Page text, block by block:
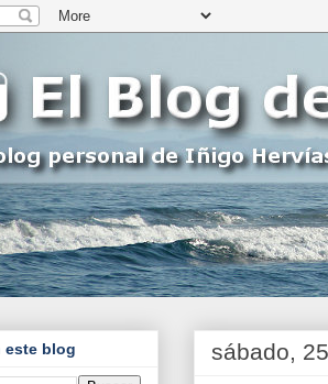
sábado,
este blog